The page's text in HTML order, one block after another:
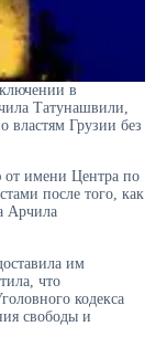
в
Татунашвили,
властям Грузии без
от имени Центра по
после того, как
Арчила
им
что
кодекса
свободы и